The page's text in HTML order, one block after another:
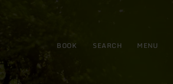
BOOK SEARCH MENU